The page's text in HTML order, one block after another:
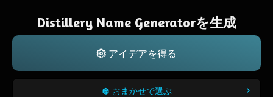
Distillery Name Generatorを生成
アイデアを得る
おまかせで選ぶ